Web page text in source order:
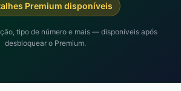
Premium disponíveis
tipo de número e mais — disponíveis após
desbloquear o Premium.